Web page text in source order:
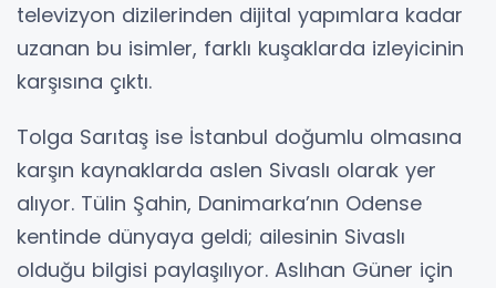
televizyon dizilerinden dijital yapımlara kadar
uzanan bu isimler, farklı kuşaklarda izleyicinin
karşısına çıktı.
Tolga Sarıtaş ise İstanbul doğumlu olmasına
karşın kaynaklarda aslen Sivaslı olarak yer
alıyor. Tülin Şahin, Danimarka’nın Odense
kentinde dünyaya geldi; ailesinin Sivaslı
olduğu bilgisi paylaşılıyor. Aslıhan Güner için